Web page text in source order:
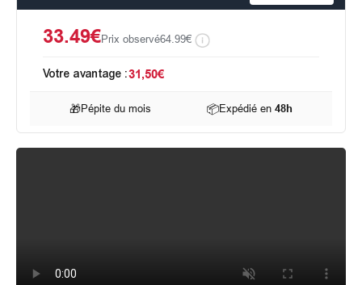
33.49€Prix observé64.99€
Votre avantage :31,50€
🎁Pépite du mois 📦Expédié en48h